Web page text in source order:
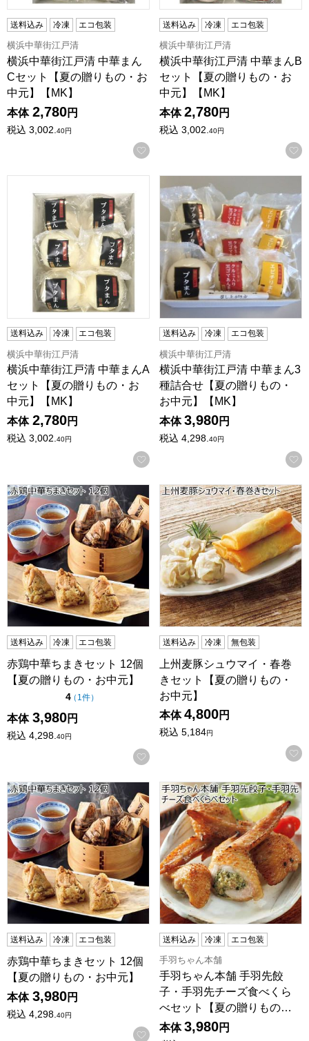
送料込み 冷凍 エコ包装
横浜中華街江戸清
横浜中華街江戸清 中華まん
Cセット【夏の贈りもの・お
中元】【MK】
本体 2,780円
税込 3,002.40円
お気に入りに登録する
送料込み 冷凍 エコ包装
横浜中華街江戸清
横浜中華街江戸清 中華まんB
セット【夏の贈りもの・お
中元】【MK】
本体 2,780円
税込 3,002. 40円
横浜中華街江戸清 中華まんAセット【夏の贈りもの・お中元
送料込み 冷凍 エコ包装
横浜中華街江戸清
横浜中華街江戸清 中華まんA
セット【夏の贈りもの・お
中元】【MK】
本体 2,780円
税込 3,002.40円
お気に入りに登録する
横浜中華街江戸清 中華まん3
送料込み 冷凍 エコ包装
横浜中華街江戸清
横浜中華街江戸清 中華まん3
種詰合せ【夏の贈りもの・
お中元】【MK】
本体 3,980円
税込 4,298. 40円
赤鶏中華ちまきセット 12個【夏の贈りもの・お中元】
送料込み 冷凍 エコ包装
赤鶏中華ちまきセット 12個
【夏の贈りもの・お中元】
4点（5点満点中）
（ 1件の評価
）
本体 3,980円
税込 4,298.40円
お気に入りに登録する
上州麦豚シュウマイ・春巻き
送料込み 冷凍 無包装
上州麦豚シュウマイ・春巻
きセット【夏の贈りもの・
お中元】
本体 4,800円
税込 5,184円
赤鶏中華ちまきセット 12個【夏の贈りもの・お中元】
送料込み 冷凍 エコ包装
赤鶏中華ちまきセット 12個
【夏の贈りもの・お中元】
本体 3,980円
税込 4,298.40円
お気に入りに登録する
手羽ちゃん本舗 手羽先餃子
送料込み 冷凍 エコ包装
手羽ちゃん本舗
手羽ちゃん本舗 手羽先餃
子・手羽先チーズ食べくら
べセット【夏の贈りもの…
本体 3,980円